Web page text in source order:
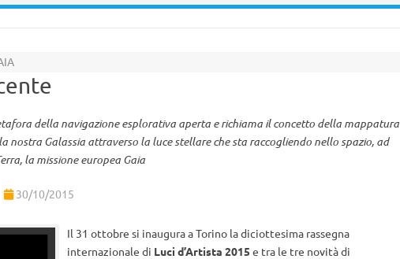
della navigazione esplorativa aperta e richiama il concetto della mappatura
nostra Galassia attraverso la luce stellare che sta raccogliendo nello spazio, ad
la missione europea Gaia
30/10/2015
Il 31 ottobre si inaugura a Torino la diciottesima rassegna
internazionale di Luci d’Artista 2015 e tra le tre novità di